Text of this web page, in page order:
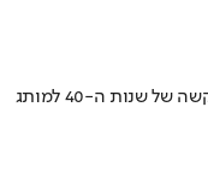
איך אסם הפכה את תקופת הצנע והמחסור הקשה של שנות ה-40 למותג